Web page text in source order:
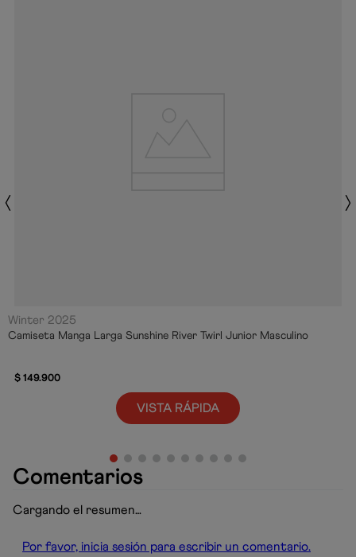
Winter 2025
Camiseta Manga Larga Sunshine River Twirl Junior Masculino
$149.900
VISTA RÁPIDA
Comentarios
Cargando el resumen…
Por favor, inicia sesión para escribir un comentario.